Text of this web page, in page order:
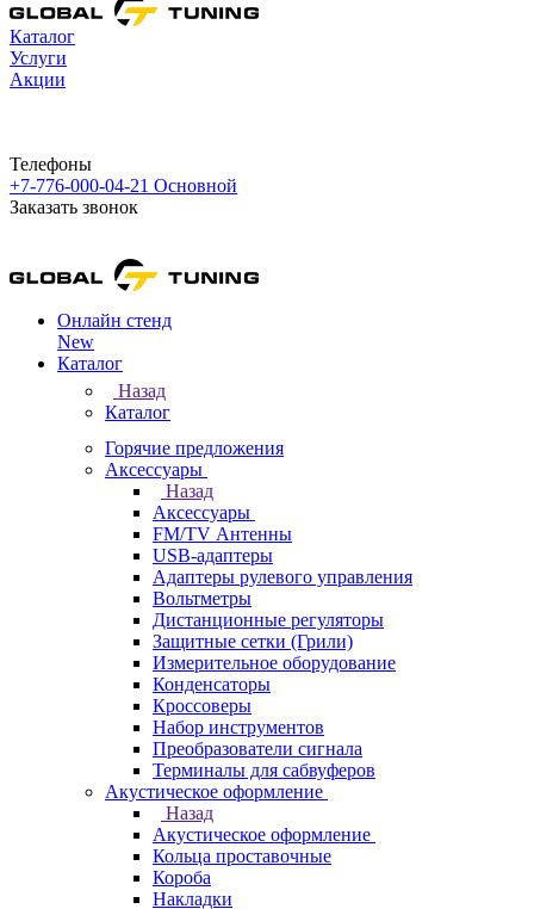
Каталог
Услуги
Акции
Телефоны
+7-776-000-04-21 Основной
Заказать звонок
Онлайн стенд
New
Каталог
Назад
Каталог
Горячие предложения
Аксессуары
Назад
Аксессуары
FM/TV Антенны
USB-адаптеры
Адаптеры рулевого управления
Вольтметры
Дистанционные регуляторы
Защитные сетки (Грили)
Измерительное оборудование
Конденсаторы
Кроссоверы
Набор инструментов
Преобразователи сигнала
Терминалы для сабвуферов
Акустическое оформление
Назад
Акустическое оформление
Кольца проставочные
Короба
Накладки